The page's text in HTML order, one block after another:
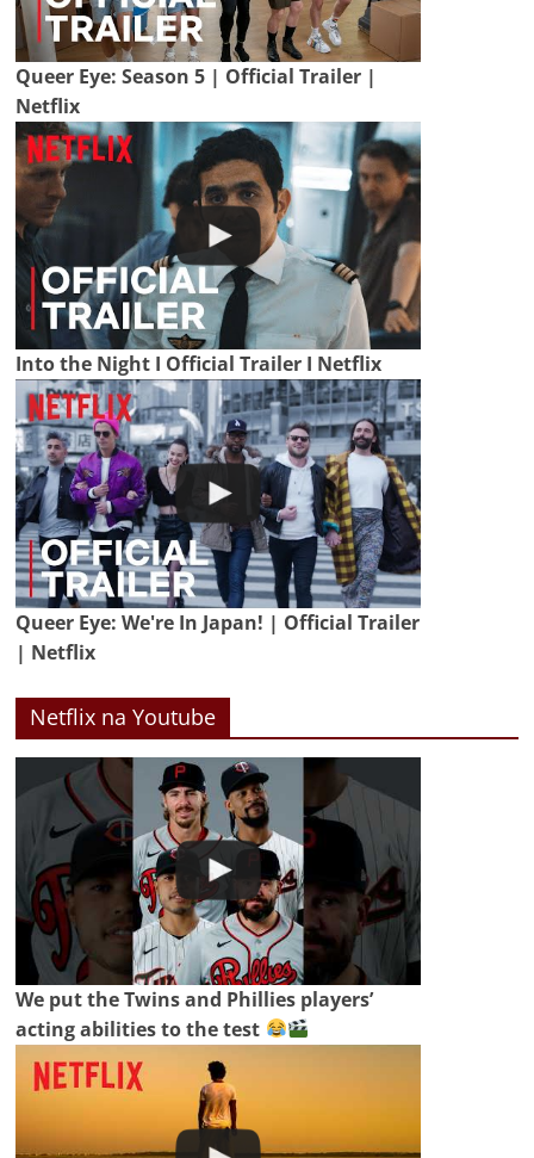
Queer Eye: Season 5 | Official Trailer |
Netflix
Into the Night I Official Trailer I Netflix
Queer Eye: We're In Japan! | Official Trailer
| Netflix
Netflix na Youtube
We put the Twins and Phillies players’
acting abilities to the test